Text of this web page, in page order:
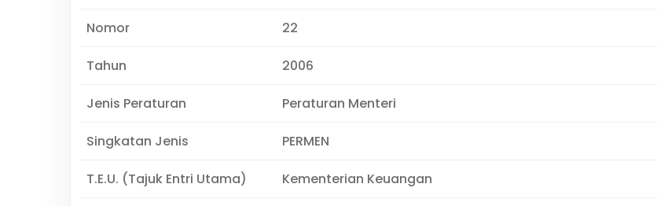
Nomor 22
Tahun 2006
Jenis Peraturan Peraturan Menteri
Singkatan Jenis PERMEN
T.E.U. (Tajuk Entri Utama) Kementerian Keuangan